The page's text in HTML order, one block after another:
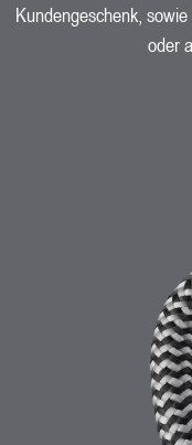
Kundengeschenk,
oder